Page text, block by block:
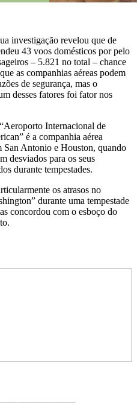
investigação revelou que de
43 voos domésticos por pelo
– 5.821 no total – chance
as companhias aéreas podem
de segurança, mas o
desses fatores foi fator nos
Internacional de
é a companhia aérea
San Antonio e Houston, quando
desviados para os seus
durante tempestades.
os atrasos no
durante uma tempestade
concordou com o esboço do